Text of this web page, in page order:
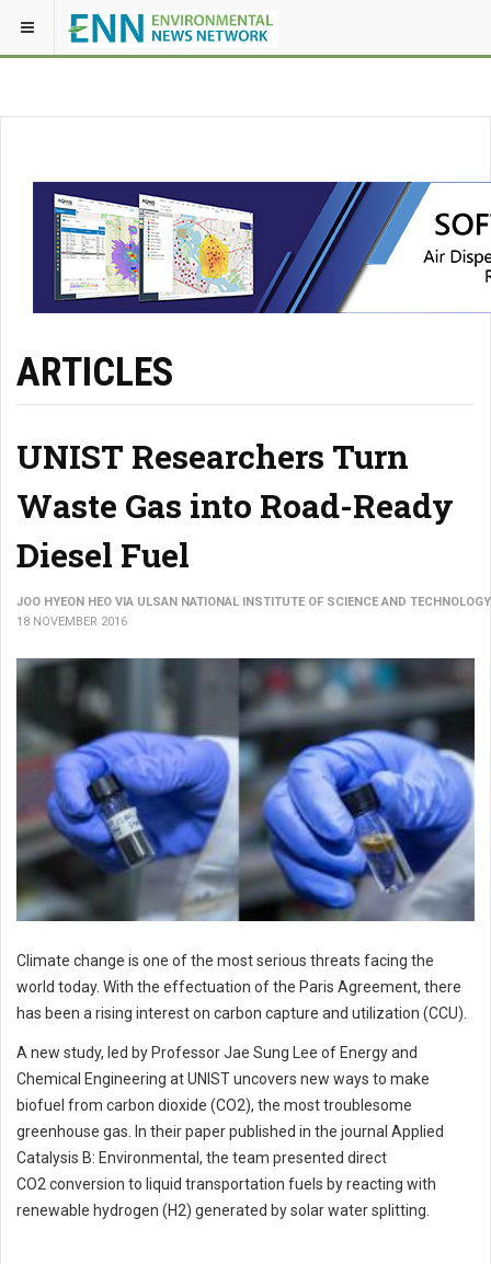
ARTICLES
UNIST Researchers Turn
Waste Gas into Road-Ready
Diesel Fuel
JOO HYEON HEO VIA ULSAN NATIONAL INSTITUTE OF SCIENCE AND TECHNOLOGY
18 NOVEMBER 2016
Climate change is one of the most serious threats facing the
world today. With the effectuation of the Paris Agreement, there
has been a rising interest on carbon capture and utilization (CCU).
A new study, led by Professor Jae Sung Lee of Energy and
Chemical Engineering at UNIST uncovers new ways to make
biofuel from carbon dioxide (CO2), the most troublesome
greenhouse gas. In their paper published in the journal Applied
Catalysis B: Environmental, the team presented direct
CO2 conversion to liquid transportation fuels by reacting with
renewable hydrogen (H2) generated by solar water splitting.